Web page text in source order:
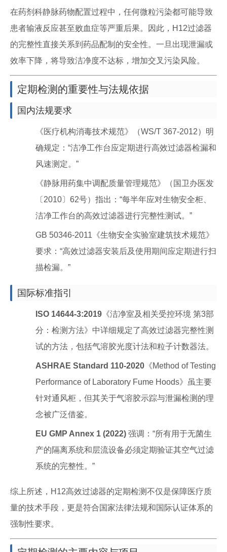
在药剂科静脉药物配置过程中，任何微粒污染都可能导致
患者输液反应甚至败血症等严重后果。因此，H12过滤器
的完整性直接关系到药品配制的安全性。一旦出现泄漏或
效率下降，将导致洁净度不达标，增加交叉污染风险。
定期检测的重要性与法规依据
国内法规要求
《医疗机构消毒技术规范》（WS/T 367-2012）明
确规定：“洁净工作台应定期进行高效过滤器检漏和
风速测定。”
《静脉用药集中调配质量管理规范》（国卫办医发
〔2010〕62号）指出：“每半年应对生物安全柜、
洁净工作台的高效过滤器进行完整性测试。”
GB 50346-2011《生物安全实验室建筑技术规范》
要求：“高效过滤器安装后及使用期间应定期进行扫
描检漏。”
国际标准指引
ISO 14644-3:2019 《洁净室及相关受控环境 第3部
分：检测方法》中详细规定了高效过滤器完整性测
试的方法，包括气溶胶光度计法和粒子计数器法。
ASHRAE Standard 110-2020 《Method of Testing
Performance of Laboratory Fume Hoods》虽主要
针对通风柜，但其关于气溶胶示踪与泄漏检测的理
念被广泛借鉴。
EU GMP Annex 1 (2022) 强调：“所有用于无菌生
产的隔离系统和层流设备必须定期验证其空气过滤
系统的完整性。”
综上所述，H12高效过滤器的定期检测不仅是保障医疗质
量的技术手段，更是符合国家法律法规和国际认证体系的
强制性要求。